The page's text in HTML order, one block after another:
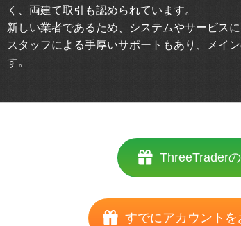
く、両建て取引も認められています。
新しい業者であるため、システムやサービス
スタッフによる手厚いサポートもあり、メイ
す。
ThreeTrader
すでにアカウントを